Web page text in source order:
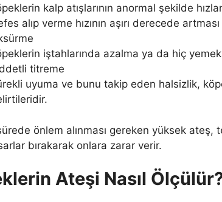
kalp atışlarının anormal şekilde
alıp verme hızının aşırı derecede artması
iştahlarında azalma ya da hiç
titreme
uyuma ve bunu takip eden halsizlik,
önlem alınması gereken yüksek
bırakarak onlara zarar verir.
Ateşi Nasıl